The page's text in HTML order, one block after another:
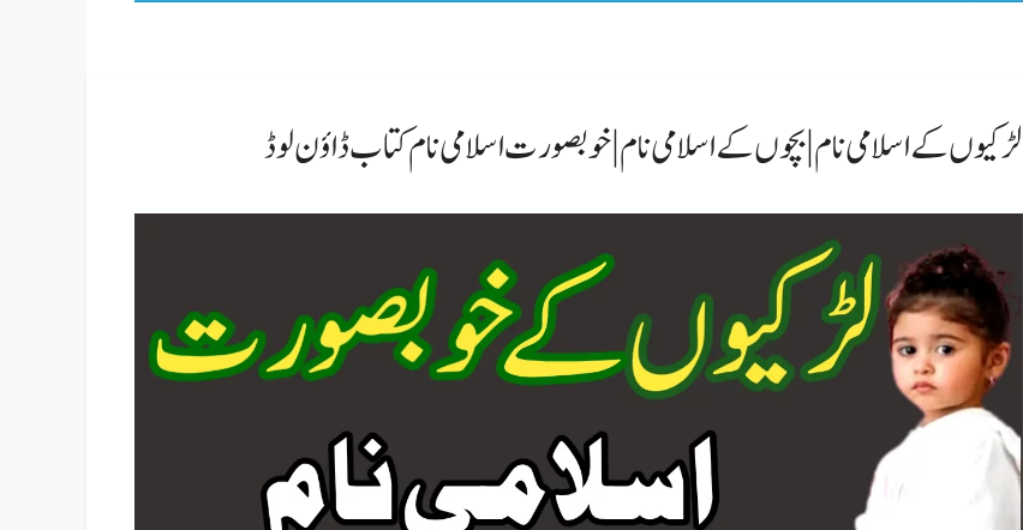
لڑکیوں کے اسلامی نام | بچوں کے اسلامی نام | خوبصورت اسلامی نام کتاب ڈاؤن لوڈ